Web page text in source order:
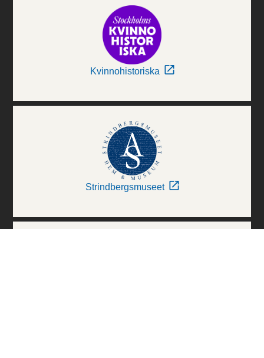
Kvinnohistoriska
Strindbergsmuseet